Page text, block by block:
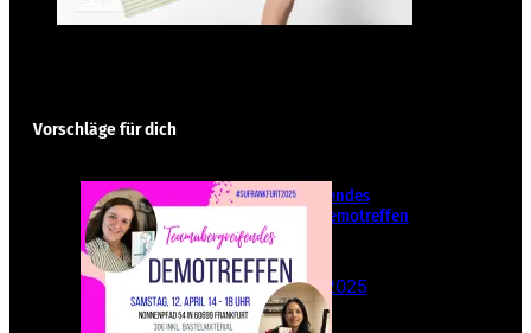
Vorschläge für dich
Teamübergreifendes
Stampin‘ Up! Demotreffen
– Sei dabei!
26. Februar 2025